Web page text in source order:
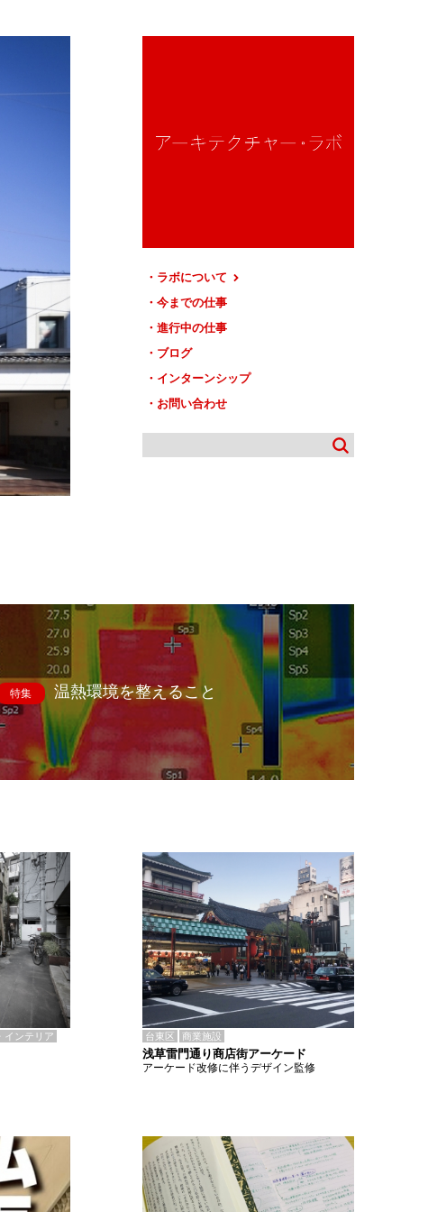
ラボについて
今までの仕事
進行中の仕事
ブログ
インターンシップ
お問い合わせ
特集 温熱環境を整えること
インテリア 台東区 商業施設
浅草雷門通り商店街アーケード
アーケード改修に伴うデザイン監修